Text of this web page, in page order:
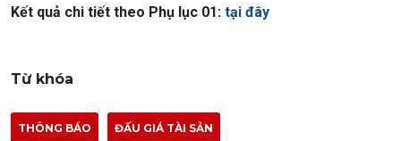
Kết quả chi tiết theo Phụ lục 01: tại đây
Từ khóa
THÔNG BÁO ĐẤU GIÁ TÀI SẢN